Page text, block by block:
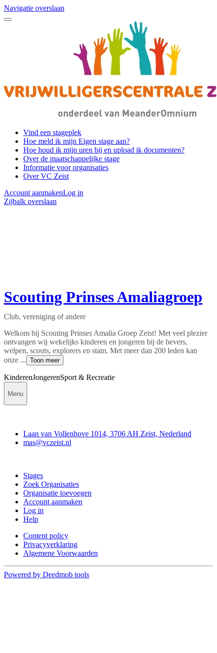
Navigatie overslaan
Vind een stageplek
Hoe meld ik mijn Eigen stage aan?
Hoe houd ik mijn uren bij en upload ik documenten?
Over de maatschappelijke stage
Informatie voor organisaties
Over VC Zeist
Account aanmakenLog in
Zijbalk overslaan
Scouting Prinses Amaliagroep
Club, vereniging of andere
Welkom bij Scouting Prinses Amalia Groep Zeist! Met veel plezier
ontvangen wij wekelijks kinderen en jongeren bij de bevers,
welpen, scouts, explorers en stam. Met meer dan 200 leden kan
onze ... Toon meer
KinderenJongerenSport & Recreatie
Menu
Laan van Vollenhove 1014, 3706 AH Zeist, Nederland
mas@vczeist.nl
Stages
Zoek Organisaties
Organisatie toevoegen
Account aanmaken
Log in
Help
Content policy
Privacyverklaring
Algemene Voorwaarden
Powered by Deedmob tools